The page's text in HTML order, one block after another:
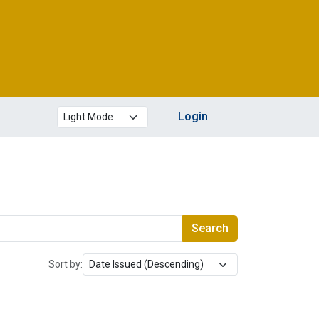
Theme mode Login
Search
Sort by: